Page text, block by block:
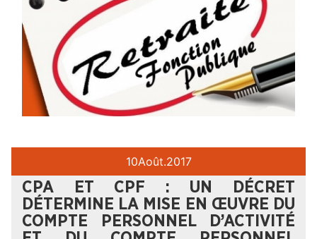
10Août.2017
CPA ET CPF : UN DÉCRET
DÉTERMINE LA MISE EN ŒUVRE DU
COMPTE PERSONNEL D’ACTIVITÉ